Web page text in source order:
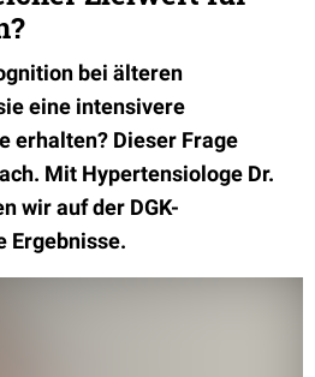
bei älteren
eine intensivere
erhalten? Dieser Frage
Mit Hypertensiologe Dr.
wir auf der DGK-
Ergebnisse.